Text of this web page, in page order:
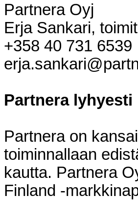
Partnera Oyj
Erja Sankari,
+358 40 731 6539
Partnera lyhyesti
Partnera on
toiminnallaan
kautta. Partnera
Finland -